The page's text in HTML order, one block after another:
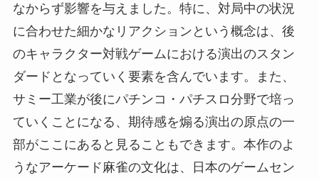
なからず影響を与えました。特に、対局中の状況
に合わせた細かなリアクションという概念は、後
のキャラクター対戦ゲームにおける演出のスタン
ダードとなっていく要素を含んでいます。また、
サミー工業が後にパチンコ・パチスロ分野で培っ
ていくことになる、期待感を煽る演出の原点の一
部がここにあると見ることもできます。本作のよ
うなアーケード麻雀の文化は、日本のゲームセン